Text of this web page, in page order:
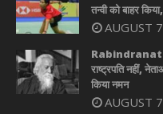
तन्वी को बाहर
AUGUST
राष्ट्रपति नहीं,
किया नमन
AUGUST